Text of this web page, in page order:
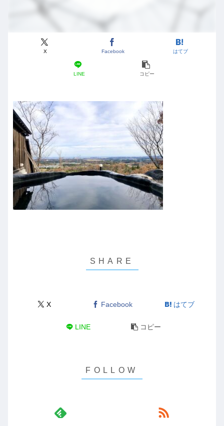
X Facebook はてブ
LINE コピー
X Facebook はてブ
LINE コピー